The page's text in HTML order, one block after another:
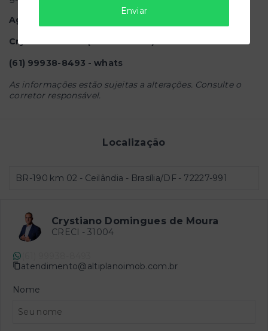
Agende agora sua visita!
Crystiano Moura (CRECI: 31004)
(61) 99938-8493 - whats
As informações estão sujeitas a alterações. Consulte o
corretor responsável.
Localização
BR-190 km 02 - Ceilândia - Brasília/DF - 72227-991
Crystiano Domingues de Moura
CRECI - 31004
atendimento@altiplanoimob.com.br
Nome
Enviar